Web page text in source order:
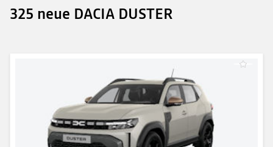
325 neue DACIA DUSTER